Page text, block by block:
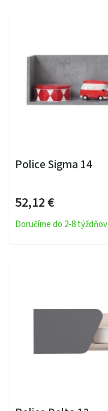
Police Sigma 14
52,12 €
Doručíme do 2-8 týždňov